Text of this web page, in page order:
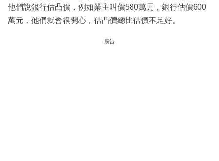
他們說銀行估凸價，例如業主叫價580萬元，銀行估價600
萬元，他們就會很開心，估凸價總比估價不足好。
廣告